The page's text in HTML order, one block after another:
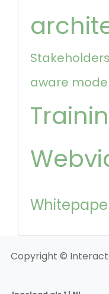
Stakeholders
aware
Copyright ©